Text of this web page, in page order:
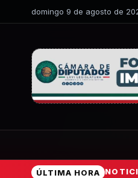
domingo 9 de agosto de
ÚLTIMA HORA